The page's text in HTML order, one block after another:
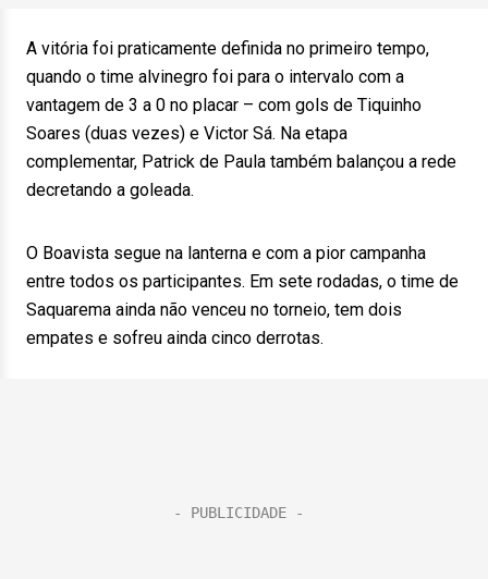
A vitória foi praticamente definida no primeiro tempo,
quando o time alvinegro foi para o intervalo com a
vantagem de 3 a 0 no placar – com gols de Tiquinho
Soares (duas vezes) e Victor Sá. Na etapa
complementar, Patrick de Paula também balançou a rede
decretando a goleada.
O Boavista segue na lanterna e com a pior campanha
entre todos os participantes. Em sete rodadas, o time de
Saquarema ainda não venceu no torneio, tem dois
empates e sofreu ainda cinco derrotas.